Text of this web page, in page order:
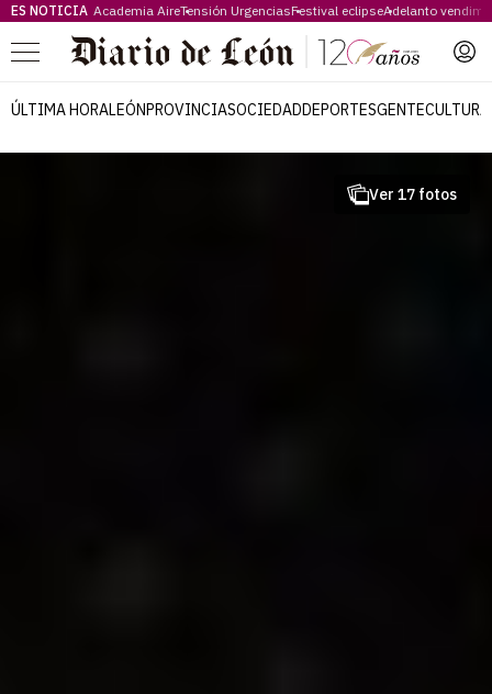
ES NOTICIA Academia AireTensión UrgenciasFestival eclipseAdelanto
Menú
ÚLTIMA HORALEÓNPROVINCIASOCIEDADDEPORTESGENTECULTURA
Ver 17 fotos